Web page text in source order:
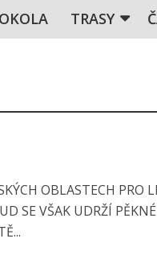
TRASY
OBLASTECH PRO
SE VŠAK UDRŽÍ